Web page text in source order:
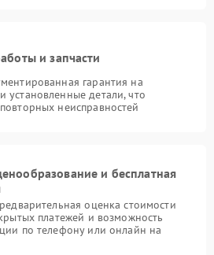
и запчасти
гарантия на
установленные детали, что
неисправностей
и бесплатная
оценка стоимости
платежей и возможность
по телефону или онлайн на